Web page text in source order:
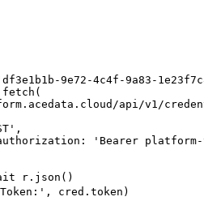
9e72-4c4f-9a83-
fetch(
api/v1/
,
:
'Bearer
r.json()
, cred.token)